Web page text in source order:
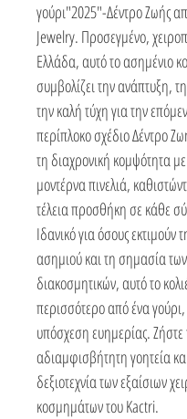
γούρι"2025"-Δέντρο Ζωής
Jewelry. Προσεγμένο,
Ελλάδα, αυτό το ασημένιο
συμβολίζει την ανάπτυξη,
την καλή τύχη για την
περίπλοκο σχέδιο Δέντρο
τη διαχρονική κομψότητα
μοντέρνα πινελιά,
τέλεια προσθήκη σε κάθε
Ιδανικό για όσους εκτιμούν
ασημιού και τη σημασία
διακοσμητικών, αυτό το
περισσότερο από ένα γούρι,
υπόσχεση ευημερίας. Ζήστε
αδιαμφισβήτητη γοητεία
δεξιοτεχνία των εξαίσιων
κοσμημάτων του Kactri.